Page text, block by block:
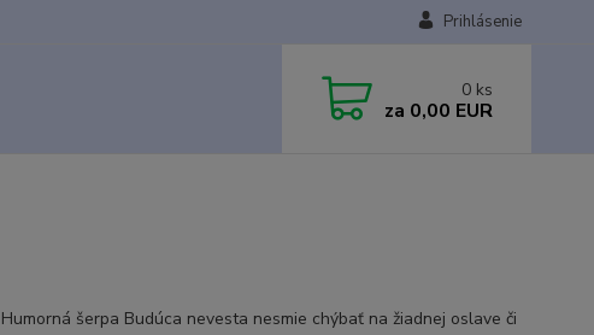
Prihlásenie
0 ks
za 0,00 EUR
Humorná šerpa Budúca nevesta nesmie chýbať na žiadnej oslave či